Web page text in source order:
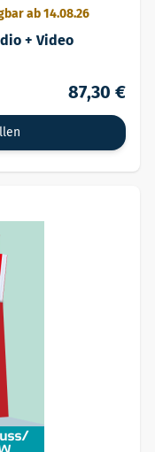
ab 14.08.26
+ Video
87,30 €